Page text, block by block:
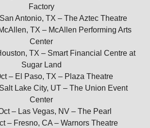
Factory
Antonio, TX – The Aztec Theatre
TX – McAllen Performing Arts
Center
TX – Smart Financial Centre at
Sugar Land
– El Paso, TX – Plaza Theatre
Lake City, UT – The Union Event
Center
– Las Vegas, NV – The Pearl
– Fresno, CA – Warnors Theatre